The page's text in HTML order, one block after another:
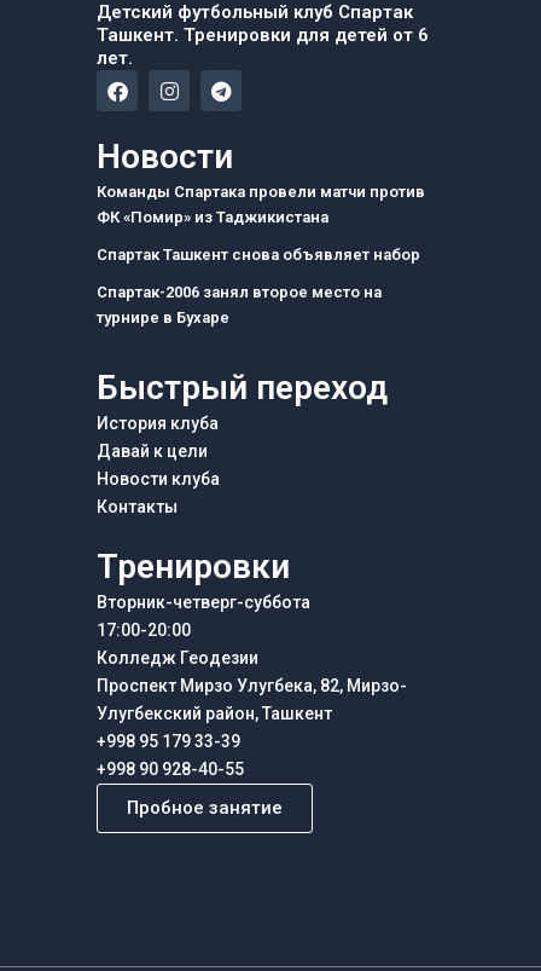
Детский футбольный клуб Спартак
Ташкент. Тренировки для детей от 6
лет.
F
a
e
b
o
k
I
n
a
g
r
a
m
T
e
g
a
m
Новости
Команды Спартака провели матчи против
ФК «Помир» из Таджикистана
Спартак Ташкент снова объявляет набор
Спартак-2006 занял второе место на
турнире в Бухаре
Быстрый переход
История клуба
Давай к цели
Новости клуба
Контакты
Тренировки
Вторник-четверг-суббота
17:00-20:00
Колледж Геодезии
Проспект Мирзо Улугбека, 82, Мирзо-
Улугбекский район, Ташкент
+998 95 179 33-39
+998 90 928-40-55
Пробное занятие